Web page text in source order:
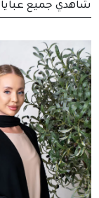
شاهدي جميع